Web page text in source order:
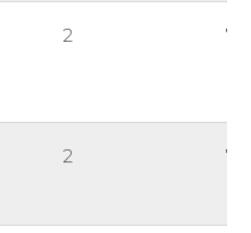
2 76
2 76